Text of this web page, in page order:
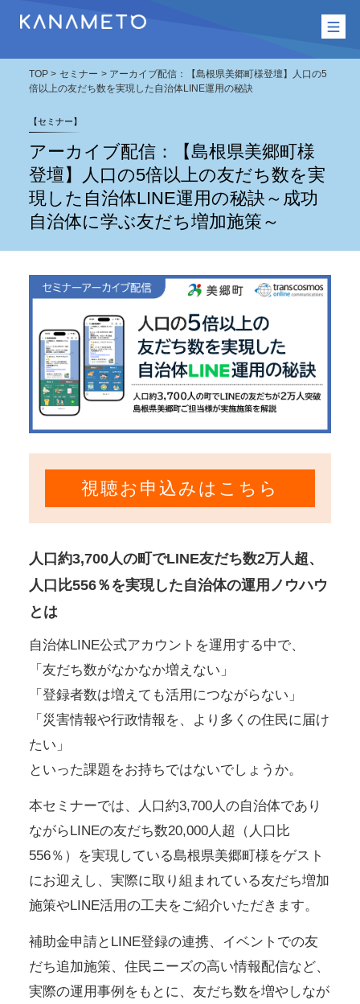
TOP セミナー
アーカイブ配信：【島根県美郷町様登壇】人口の5
倍以上の友だち数を実現した自治体LINE運用の秘訣
【セミナー】
アーカイブ配信：【島根県美郷町様
登壇】人口の5倍以上の友だち数を実
現した自治体LINE運用の秘訣～成功
自治体に学ぶ友だち増加施策～
視聴お申込みはこちら
人口約3,700人の町でLINE友だち数2万人超、
人口比556％を実現した自治体の運用ノウハウ
とは
自治体LINE公式アカウントを運用する中で、
「友だち数がなかなか増えない」
「登録者数は増えても活用につながらない」
「災害情報や行政情報を、より多くの住民に届け
たい」
といった課題をお持ちではないでしょうか。
本セミナーでは、人口約3,700人の自治体であり
ながらLINEの友だち数20,000人超（人口比
556％）を実現している島根県美郷町様をゲスト
にお迎えし、実際に取り組まれている友だち増加
施策やLINE活用の工夫をご紹介いただきます。
補助金申請とLINE登録の連携、イベントでの友
だち追加施策、住民ニーズの高い情報配信など、
実際の運用事例をもとに、友だち数を増やしなが